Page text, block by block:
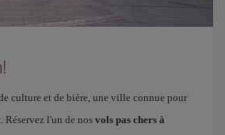
culture et de bière, une ville connue pour
. Réservez l'un de nos vols pas chers à